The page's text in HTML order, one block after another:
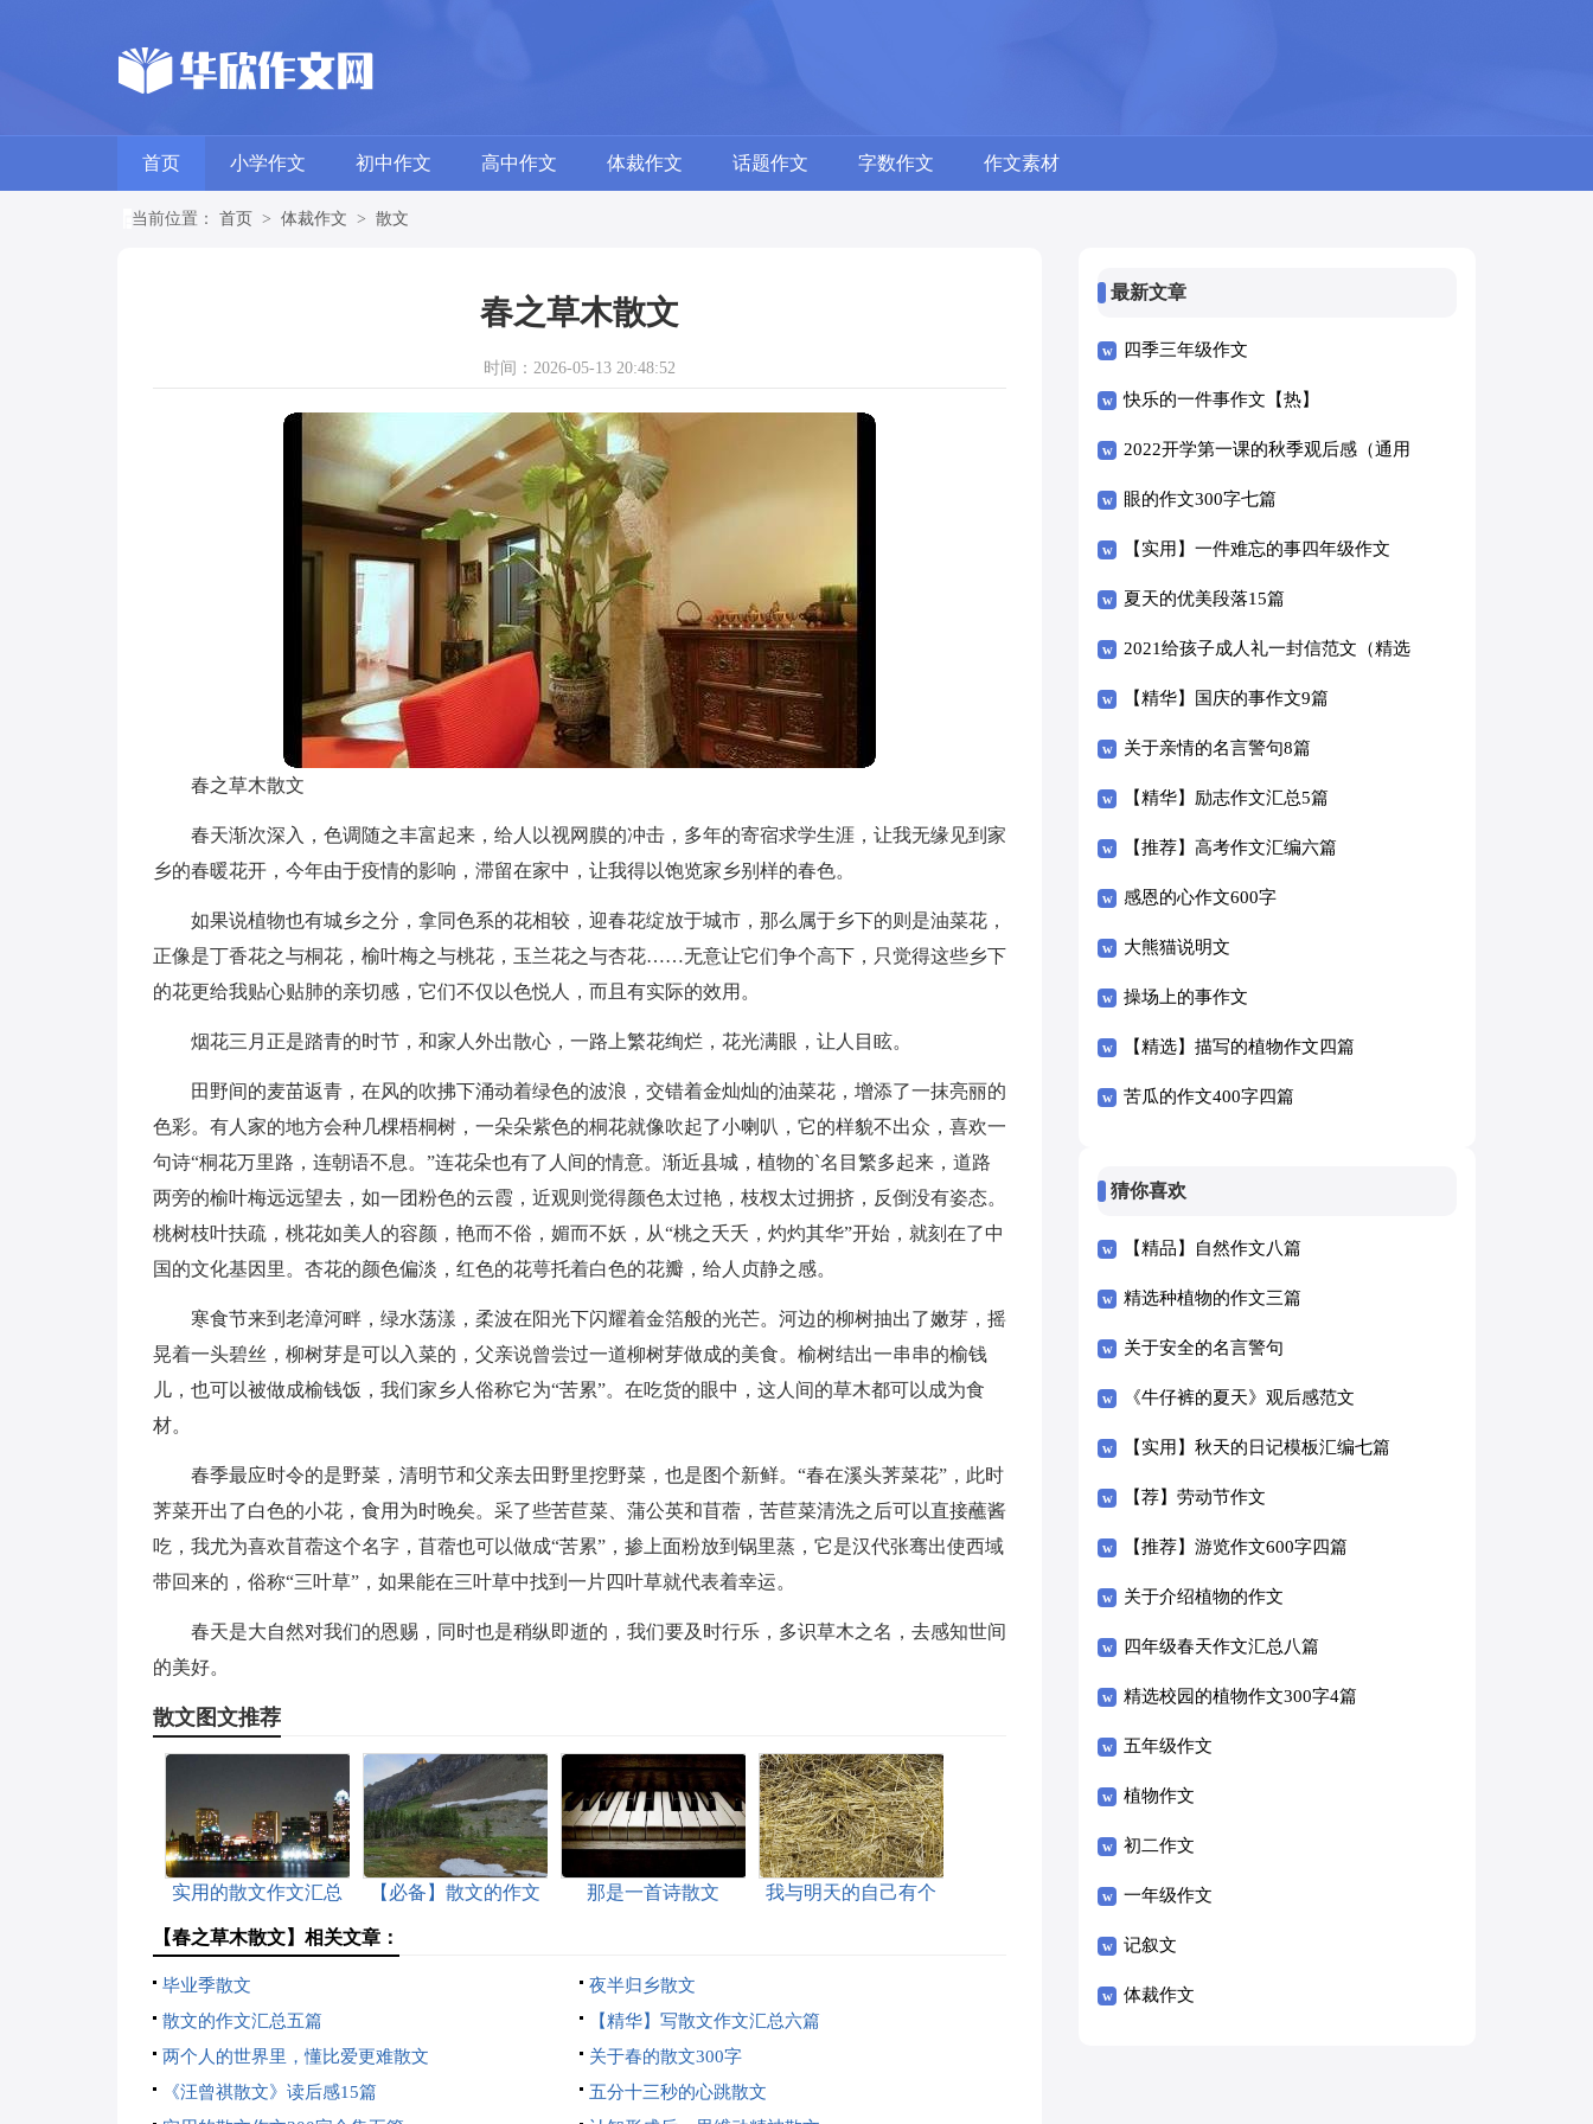
首页 小学作文 初中作文 高中作文 体裁作文 话题作文 字数作文 作文素材
当前位置： 首页 > 体裁作文 > 散文
春之草木散文
时间：2026-05-13 20:48:52
春之草木散文
春天渐次深入，色调随之丰富起来，给人以视网膜的冲击，多年的寄宿求学生涯，让我无缘见到家
乡的春暖花开，今年由于疫情的影响，滞留在家中，让我得以饱览家乡别样的春色。
如果说植物也有城乡之分，拿同色系的花相较，迎春花绽放于城市，那么属于乡下的则是油菜花，
正像是丁香花之与桐花，榆叶梅之与桃花，玉兰花之与杏花……无意让它们争个高下，只觉得这些乡下
的花更给我贴心贴肺的亲切感，它们不仅以色悦人，而且有实际的效用。
烟花三月正是踏青的时节，和家人外出散心，一路上繁花绚烂，花光满眼，让人目眩。
田野间的麦苗返青，在风的吹拂下涌动着绿色的波浪，交错着金灿灿的油菜花，增添了一抹亮丽的
色彩。有人家的地方会种几棵梧桐树，一朵朵紫色的桐花就像吹起了小喇叭，它的样貌不出众，喜欢一
句诗“桐花万里路，连朝语不息。”连花朵也有了人间的情意。渐近县城，植物的`名目繁多起来，道路
两旁的榆叶梅远远望去，如一团粉色的云霞，近观则觉得颜色太过艳，枝杈太过拥挤，反倒没有姿态。
桃树枝叶扶疏，桃花如美人的容颜，艳而不俗，媚而不妖，从“桃之夭夭，灼灼其华”开始，就刻在了中
国的文化基因里。杏花的颜色偏淡，红色的花萼托着白色的花瓣，给人贞静之感。
寒食节来到老漳河畔，绿水荡漾，柔波在阳光下闪耀着金箔般的光芒。河边的柳树抽出了嫩芽，摇
晃着一头碧丝，柳树芽是可以入菜的，父亲说曾尝过一道柳树芽做成的美食。榆树结出一串串的榆钱
儿，也可以被做成榆钱饭，我们家乡人俗称它为“苦累”。在吃货的眼中，这人间的草木都可以成为食
材。
春季最应时令的是野菜，清明节和父亲去田野里挖野菜，也是图个新鲜。“春在溪头荠菜花”，此时
荠菜开出了白色的小花，食用为时晚矣。采了些苦苣菜、蒲公英和苜蓿，苦苣菜清洗之后可以直接蘸酱
吃，我尤为喜欢苜蓿这个名字，苜蓿也可以做成“苦累”，掺上面粉放到锅里蒸，它是汉代张骞出使西域
带回来的，俗称“三叶草”，如果能在三叶草中找到一片四叶草就代表着幸运。
春天是大自然对我们的恩赐，同时也是稍纵即逝的，我们要及时行乐，多识草木之名，去感知世间
的美好。
散文图文推荐
实用的散文作文汇总
【必备】散文的作文
那是一首诗散文
我与明天的自己有个
【春之草木散文】相关文章：
毕业季散文
夜半归乡散文
散文的作文汇总五篇
【精华】写散文作文汇总六篇
两个人的世界里，懂比爱更难散文
关于春的散文300字
《汪曾祺散文》读后感15篇
五分十三秒的心跳散文
最新文章
四季三年级作文
快乐的一件事作文【热】
2022开学第一课的秋季观后感（通用
14篇）
眼的作文300字七篇
【实用】一件难忘的事四年级作文
300字3篇
夏天的优美段落15篇
2021给孩子成人礼一封信范文（精选
6篇）
【精华】国庆的事作文9篇
关于亲情的名言警句8篇
【精华】励志作文汇总5篇
【推荐】高考作文汇编六篇
感恩的心作文600字
大熊猫说明文
操场上的事作文
【精选】描写的植物作文四篇
苦瓜的作文400字四篇
猜你喜欢
【精品】自然作文八篇
精选种植物的作文三篇
关于安全的名言警句
《牛仔裤的夏天》观后感范文
【实用】秋天的日记模板汇编七篇
【荐】劳动节作文
【推荐】游览作文600字四篇
关于介绍植物的作文
四年级春天作文汇总八篇
精选校园的植物作文300字4篇
五年级作文
植物作文
初二作文
一年级作文
记叙文
体裁作文